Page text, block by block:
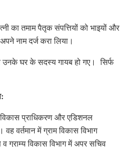
का तमाम पैतृक संपत्तियों को भाइयों और
नाम दर्ज करा लिया।
उनके घर के सदस्य गायब हो गए। सिर्फ
प्राधिकरण और एडिशनल
वर्तमान में ग्राम विकास विभाग
ग्राम्य विकास विभाग में अपर सचिव